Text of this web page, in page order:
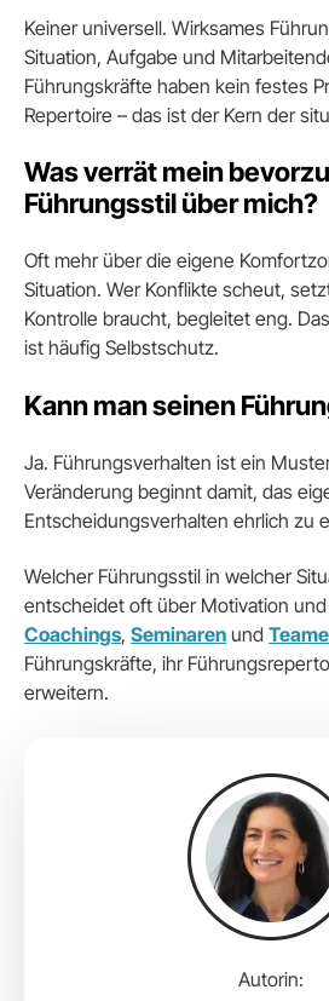
Keiner universell. Wirksames
Situation, Aufgabe und
Führungskräfte haben kein festes
Repertoire – das ist der Kern der
Was verrät mein
Führungsstil über mich?
Oft mehr über die eigene
Situation. Wer Konflikte scheut,
Kontrolle braucht, begleitet eng.
ist häufig Selbstschutz.
Kann man seinen
Ja. Führungsverhalten ist ein
Veränderung beginnt damit, das
Entscheidungsverhalten ehrlich zu
Welcher Führungsstil in welcher
entscheidet oft über Motivation
Coachings, Seminaren und
Führungskräfte, ihr
erweitern.
Autorin: